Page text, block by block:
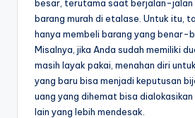
besar, terutama saat berjalan-jalan
barang murah di etalase. Untuk itu,
hanya membeli barang yang benar-
Misalnya, jika Anda sudah memiliki
masih layak pakai, menahan diri
yang baru bisa menjadi keputusan
uang yang dihemat bisa
lain yang lebih mendesak.